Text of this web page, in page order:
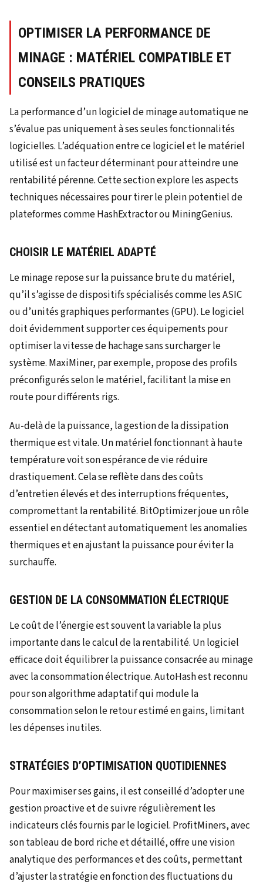
OPTIMISER LA PERFORMANCE DE
MINAGE : MATÉRIEL COMPATIBLE ET
CONSEILS PRATIQUES
La performance d’un logiciel de minage automatique ne
s’évalue pas uniquement à ses seules fonctionnalités
logicielles. L’adéquation entre ce logiciel et le matériel
utilisé est un facteur déterminant pour atteindre une
rentabilité pérenne. Cette section explore les aspects
techniques nécessaires pour tirer le plein potentiel de
plateformes comme HashExtractor ou MiningGenius.
CHOISIR LE MATÉRIEL ADAPTÉ
Le minage repose sur la puissance brute du matériel,
qu’il s’agisse de dispositifs spécialisés comme les ASIC
ou d’unités graphiques performantes (GPU). Le logiciel
doit évidemment supporter ces équipements pour
optimiser la vitesse de hachage sans surcharger le
système. MaxiMiner, par exemple, propose des profils
préconfigurés selon le matériel, facilitant la mise en
route pour différents rigs.
Au-delà de la puissance, la gestion de la dissipation
thermique est vitale. Un matériel fonctionnant à haute
température voit son espérance de vie réduire
drastiquement. Cela se reflète dans des coûts
d’entretien élevés et des interruptions fréquentes,
compromettant la rentabilité. BitOptimizer joue un rôle
essentiel en détectant automatiquement les anomalies
thermiques et en ajustant la puissance pour éviter la
surchauffe.
GESTION DE LA CONSOMMATION ÉLECTRIQUE
Le coût de l’énergie est souvent la variable la plus
importante dans le calcul de la rentabilité. Un logiciel
efficace doit équilibrer la puissance consacrée au minage
avec la consommation électrique. AutoHash est reconnu
pour son algorithme adaptatif qui module la
consommation selon le retour estimé en gains, limitant
les dépenses inutiles.
STRATÉGIES D’OPTIMISATION QUOTIDIENNES
Pour maximiser ses gains, il est conseillé d’adopter une
gestion proactive et de suivre régulièrement les
indicateurs clés fournis par le logiciel. ProfitMiners, avec
son tableau de bord riche et détaillé, offre une vision
analytique des performances et des coûts, permettant
d’ajuster la stratégie en fonction des fluctuations du